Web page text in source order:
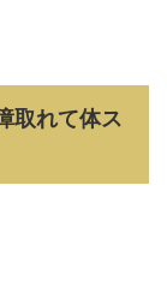
取れて体ス